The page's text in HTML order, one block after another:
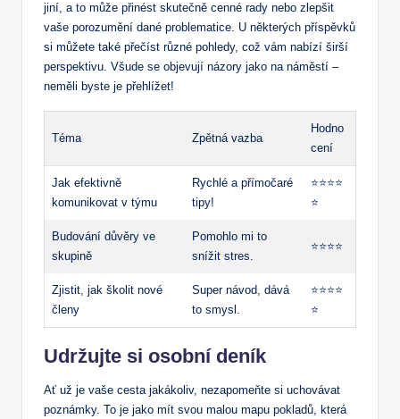
jiní, a to může přinést skutečně cenné rady nebo zlepšit
vaše‍ porozumění​ dané problematice. U některých příspěvků
si můžete také přečíst různé pohledy, ⁤což vám nabízí ​širší
perspektivu. Všude ⁣se objevují‌ názory jako na náměstí –
⁤neměli byste ​je přehlížet!
Téma Zpětná ​vazba
Hodno
cení
Jak efektivně​
komunikovat v týmu
Rychlé a přímočaré
tipy!
⭐⭐⭐⭐
⭐
Budování důvěry ‌ve
skupině
Pomohlo ​mi ‍to
‌snížit stres.
⭐⭐⭐⭐
Zjistit, ⁢jak‌ školit nové
členy
Super návod, dává
to smysl.
⭐⭐⭐⭐
⭐
Udržujte si osobní deník
Ať už je⁢ vaše cesta jakákoliv, nezapomeňte ‌si ⁢uchovávat
poznámky.‌ To je jako mít svou malou mapu pokladů, která​